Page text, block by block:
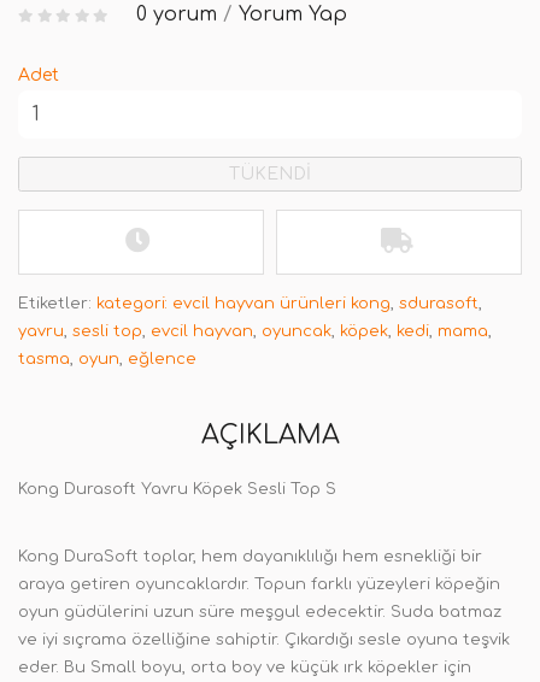
0 yorum / Yorum Yap
Adet
TÜKENDİ
Etiketler: kategori: evcil hayvan ürünleri kong, sdurasoft,
yavru, sesli top, evcil hayvan, oyuncak, köpek, kedi, mama,
tasma, oyun, eğlence
AÇIKLAMA
Kong Durasoft Yavru Köpek Sesli Top S
Kong DuraSoft toplar, hem dayanıklılığı hem esnekliği bir
araya getiren oyuncaklardır. Topun farklı yüzeyleri köpeğin
oyun güdülerini uzun süre meşgul edecektir. Suda batmaz
ve iyi sıçrama özelliğine sahiptir. Çıkardığı sesle oyuna teşvik
eder. Bu Small boyu, orta boy ve küçük ırk köpekler için